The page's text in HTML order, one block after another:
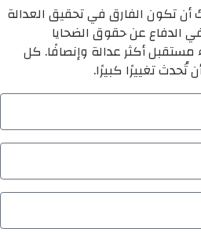
أن تكون الفارق في تحقيق العدالة
الدفاع عن حقوق الضحايا
أكثر عدالة وإنصافًا. كل
تغييرًا كبيرًا.